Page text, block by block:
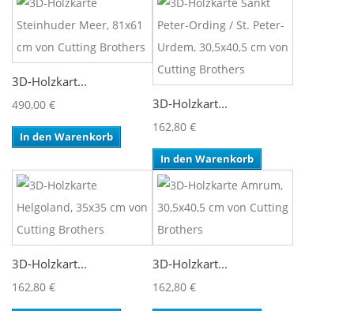
3D-Holzkart...
490,00 €
In den Warenkorb
3D-Holzkart...
162,80 €
In den Warenkorb
3D-Holzkart...
162,80 €
3D-Holzkart...
162,80 €